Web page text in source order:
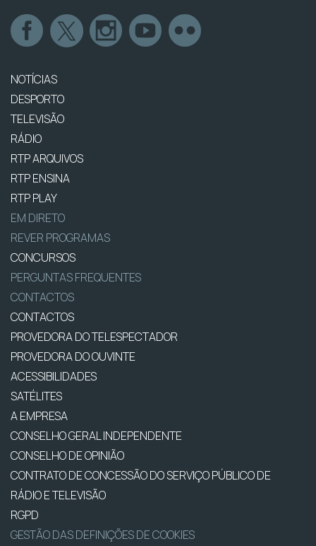
NOTÍCIAS
DESPORTO
TELEVISÃO
RÁDIO
RTP ARQUIVOS
RTP ENSINA
RTP PLAY
EM DIRETO
REVER PROGRAMAS
CONCURSOS
PERGUNTAS FREQUENTES
CONTACTOS
CONTACTOS
PROVEDORA DO TELESPECTADOR
PROVEDORA DO OUVINTE
ACESSIBILIDADES
SATÉLITES
A EMPRESA
CONSELHO GERAL INDEPENDENTE
CONSELHO DE OPINIÃO
CONTRATO DE CONCESSÃO DO SERVIÇO PÚBLICO DE
RÁDIO E TELEVISÃO
RGPD
GESTÃO DAS DEFINIÇÕES DE COOKIES